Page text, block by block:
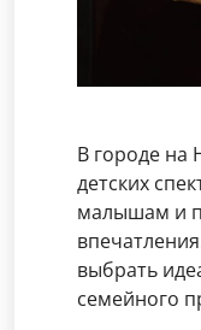
В городе на
детских
малышам и
выбрать
семейного